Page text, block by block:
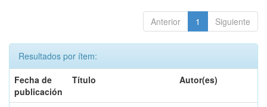
Anterior 1 Siguiente
Resultados por ítem:
Fecha de
publicación
Título Autor(es)